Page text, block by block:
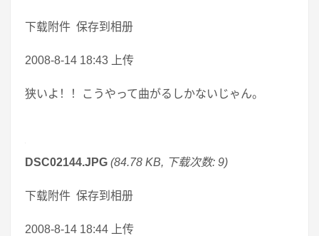
下载附件 保存到相册
2008-8-14 18:43 上传
狭いよ！！こうやって曲がるしかないじゃん。
DSC02144.JPG (84.78 KB, 下载次数: 9)
下载附件 保存到相册
2008-8-14 18:44 上传